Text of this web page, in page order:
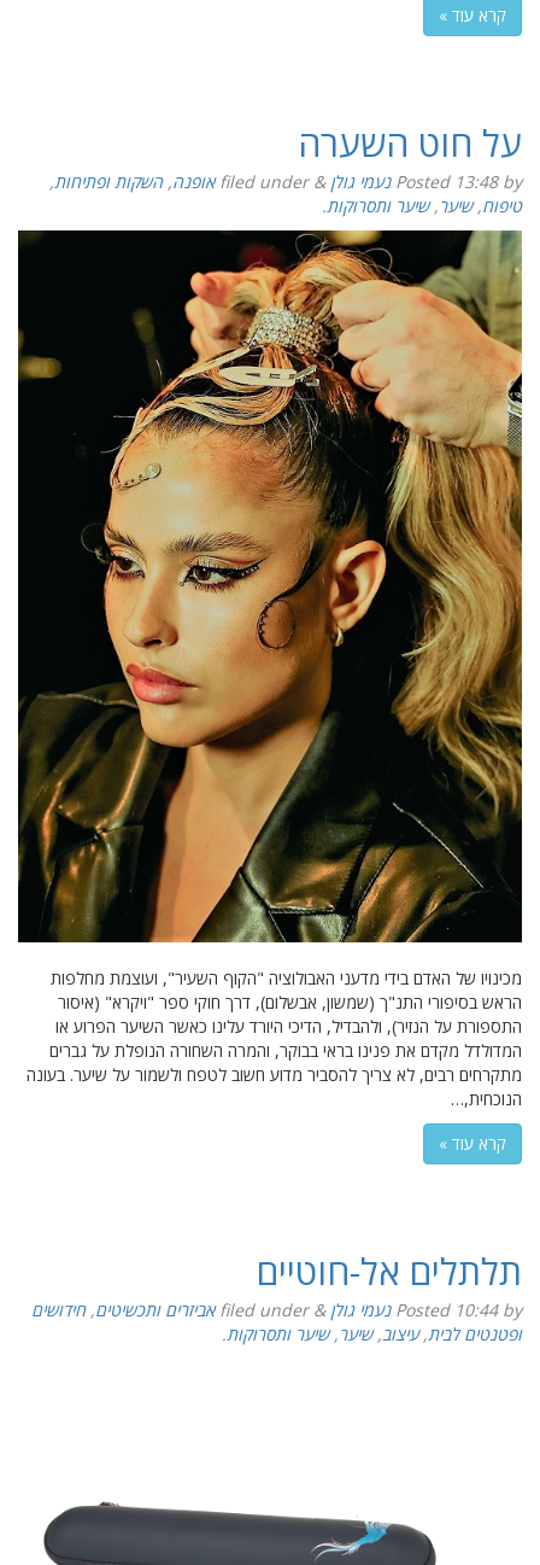
קרא עוד »
על חוט השערה
Posted 13:48by נעמי גולן &
filed under אופנה,השקות ופתיחות,
טיפוח,שיער,שיער ותסרוקות.
מכינויו של האדם בידי מדעני האבולוציה "הקוף השעיר", ועוצמת מחלפות
הראש בסיפורי התנ"ך (שמשון, אבשלום), דרך חוקי ספר "ויקרא" (איסור
התספורת על הנזיר), ולהבדיל, הדיכי היורד עלינו כאשר השיער הפרוע או
המדולדל מקדם את פנינו בראי בבוקר, והמרה השחורה הנופלת על גברים
מתקרחים רבים, לא צריך להסביר מדוע חשוב לטפח ולשמור על שיער. בעונה
הנוכחית,…
קרא עוד »
תלתלים אל-חוטיים
Posted 10:44by נעמי גולן &
filed under אביזרים ותכשיטים,חידושים
ופטנטים לבית,עיצוב,שיער,שיער ותסרוקות.